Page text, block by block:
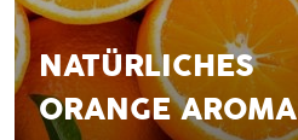
NATÜRLICHES
ORANGE AROMA